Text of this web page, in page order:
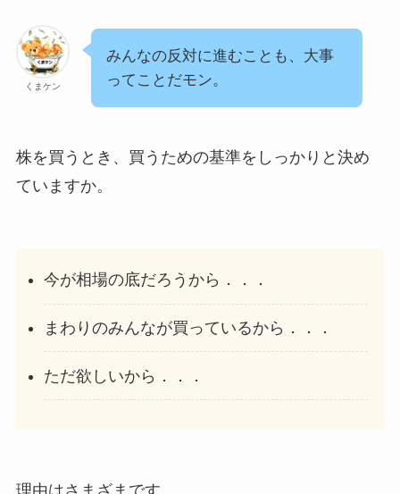
くまケン
みんなの反対に進むことも、大事
ってことだモン。
株を買うとき、買うための基準をしっかりと決め
ていますか。
今が相場の底だろうから．．．
まわりのみんなが買っているから．．．
ただ欲しいから．．．